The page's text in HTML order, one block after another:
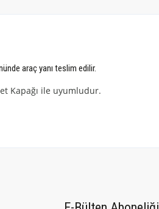
araç yanı teslim edilir.
Kapağı ile uyumludur.
Bu ürüne ilk yorumu siz yapın!